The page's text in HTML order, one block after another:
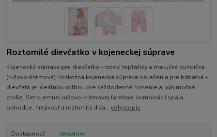
Roztomilé dievčatko v kojeneckej súprave
Kojenecká súprava pre dievčatko – body, tepláčiky a mäkučká bundička
(ružovo-krémová) Rozkošná kojenecká súprava oblečenia pre bábätká –
dievčatá je ideálnou voľbou pre každodenné nosenie aj výnimočné
chvíle. Set v jemnej ružovo-krémovej farebnej kombinácii spája
pohodlie, hrejivosť a roztomilý diza... celý popis
Dostupnosť
skladom